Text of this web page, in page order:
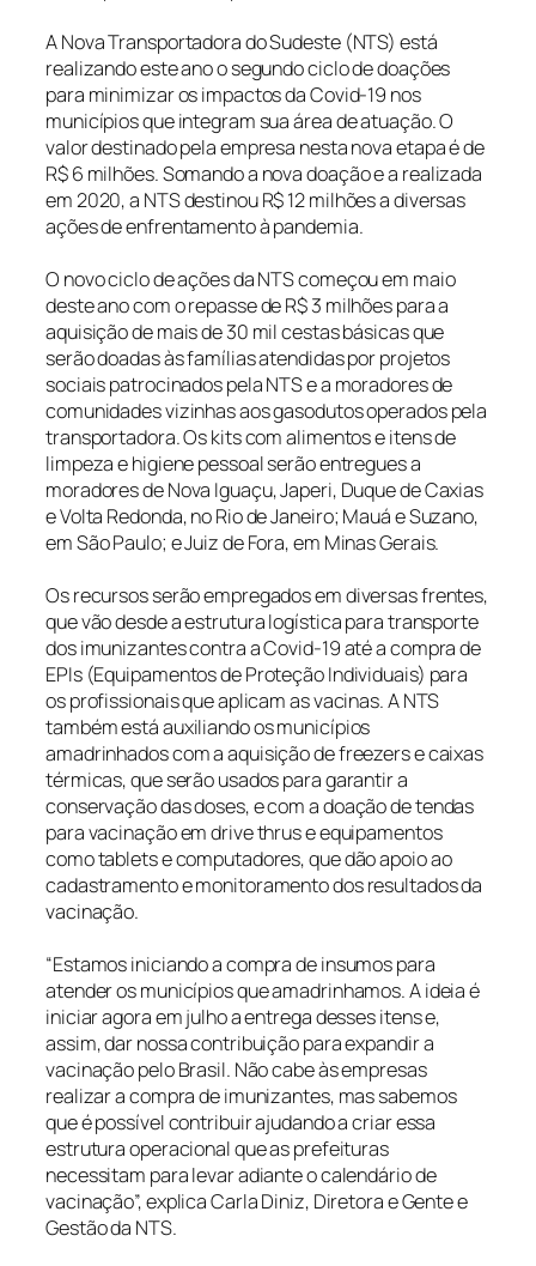
A Nova Transportadora do Sudeste (NTS) está
realizando este ano o segundo ciclo de doações
para minimizar os impactos da Covid-19 nos
municípios que integram sua área de atuação. O
valor destinado pela empresa nesta nova etapa é de
R$ 6 milhões. Somando a nova doação e a realizada
em 2020, a NTS destinou R$ 12 milhões a diversas
ações de enfrentamento à pandemia.
O novo ciclo de ações da NTS começou em maio
deste ano com o repasse de R$ 3 milhões para a
aquisição de mais de 30 mil cestas básicas que
serão doadas às famílias atendidas por projetos
sociais patrocinados pela NTS e a moradores de
comunidades vizinhas aos gasodutos operados pela
transportadora. Os kits com alimentos e itens de
limpeza e higiene pessoal serão entregues a
moradores de Nova Iguaçu, Japeri, Duque de Caxias
e Volta Redonda, no Rio de Janeiro; Mauá e Suzano,
em São Paulo; e Juiz de Fora, em Minas Gerais.
Os recursos serão empregados em diversas frentes,
que vão desde a estrutura logística para transporte
dos imunizantes contra a Covid-19 até a compra de
EPIs (Equipamentos de Proteção Individuais) para
os profissionais que aplicam as vacinas. A NTS
também está auxiliando os municípios
amadrinhados com a aquisição de freezers e caixas
térmicas, que serão usados para garantir a
conservação das doses, e com a doação de tendas
para vacinação em drive thrus e equipamentos
como tablets e computadores, que dão apoio ao
cadastramento e monitoramento dos resultados da
vacinação.
“Estamos iniciando a compra de insumos para
atender os municípios que amadrinhamos. A ideia é
iniciar agora em julho a entrega desses itens e,
assim, dar nossa contribuição para expandir a
vacinação pelo Brasil. Não cabe às empresas
realizar a compra de imunizantes, mas sabemos
que é possível contribuir ajudando a criar essa
estrutura operacional que as prefeituras
necessitam para levar adiante o calendário de
vacinação”, explica Carla Diniz, Diretora e Gente e
Gestão da NTS.